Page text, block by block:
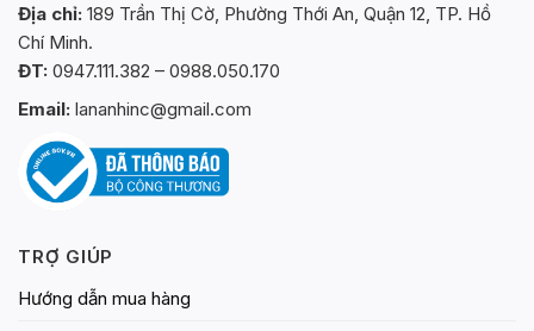
Địa chỉ: 189 Trần Thị Cờ, Phường Thới An, Quận 12, TP. Hồ
Chí Minh.
ĐT: 0947.111.382 – 0988.050.170
Email: lananhinc@gmail.com
TRỢ GIÚP
Hướng dẫn mua hàng